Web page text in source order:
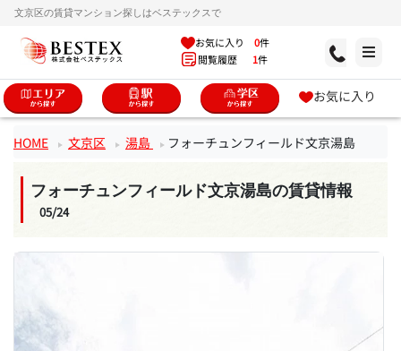
文京区の賃貸マンション探しはベステックスで
お気に入り 0件
閲覧履歴 1件
お気に入り
HOME 文京区 湯島 フォーチュンフィールド文京湯島
フォーチュンフィールド文京湯島の賃貸情報
05/24